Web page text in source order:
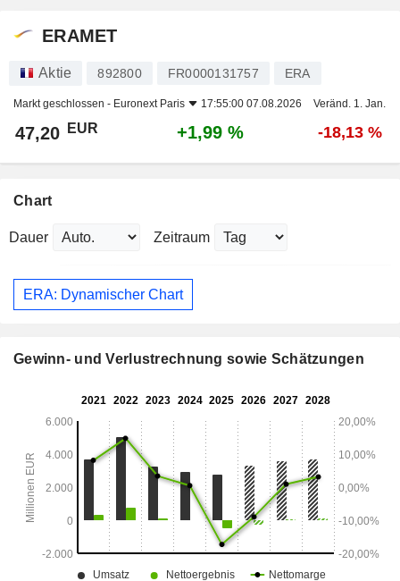
ERAMET
Aktie 892800 FR0000131757 ERA
Markt geschlossen - Euronext Paris 17:55:00 07.08.2026 Veränd. 1. Jan.
47,20 EUR +1,99 % -18,13 %
Chart
Dauer Zeitraum
ERA: Dynamischer Chart
Gewinn- und Verlustrechnung sowie Schätzungen